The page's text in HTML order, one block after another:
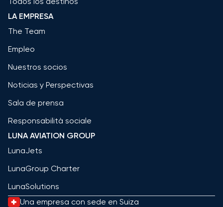
LA EMPRESA
The Team
Empleo
Nuestros socios
Noticias y Perspectivas
Sala de prensa
Responsabilità sociale
LUNA AVIATION GROUP
LunaJets
LunaGroup Charter
LunaSolutions
Una empresa con sede en Suiza